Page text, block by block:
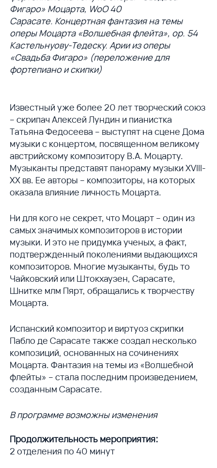
Фигаро» Моцарта, WoO 40
Сарасате. Концертная фантазия на темы
оперы Моцарта «Волшебная флейта», op. 54
Кастельнуову-Тедеску. Арии из оперы
«Свадьба Фигаро» (переложение для
фортепиано и скипки)
Известный уже более 20 лет творческий союз
– скрипач Алексей Лундин и пианистка
Татьяна Федосеева – выступят на сцене Дома
музыки с концертом, посвященном великому
австрийскому композитору В.А. Моцарту.
Музыканты представят панораму музыки XVIII-
XX вв. Ее авторы – композиторы, на которых
оказала влияние личность Моцарта.
Ни для кого не секрет, что Моцарт – один из
самых значимых композиторов в истории
музыки. И это не придумка ученых, а факт,
подтвержденный поколениями выдающихся
композиторов. Многие музыканты, будь то
Чайковский или Штокхаузен, Сарасате,
Шнитке млм Пярт, обращались к творчеству
Моцарта.
Испанский композитор и виртуоз скрипки
Пабло де Сарасате также создал несколько
композиций, основанных на сочинениях
Моцарта. Фантазия на темы из «Волшебной
флейты» – стала последним произведением,
созданным Сарасате.
В программе возможны изменения
Продолжительность мероприятия:
2 отделения по 40 минут